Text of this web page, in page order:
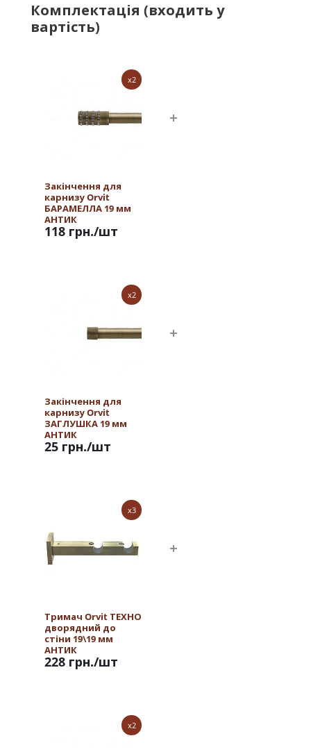
Комплектація (входить у
вартість)
x2
Закінчення для
карнизу Orvit
БАРАМЕЛЛА 19 мм
АНТИК
118 грн./шт
x2
Закінчення для
карнизу Orvit
ЗАГЛУШКА 19 мм
АНТИК
25 грн./шт
x3
Тримач Orvit ТЕХНО
дворядний до
стіни 19\19 мм
АНТИК
228 грн./шт
x2